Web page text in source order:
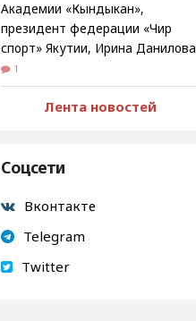
Академии «Кындыкан»,
президент федерации «Чир
спорт» Якутии, Ирина Данилова
1
Лента новостей
Соцсети
Вконтакте
Telegram
Twitter